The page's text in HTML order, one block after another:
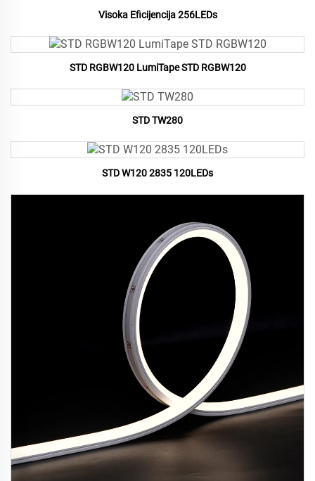
Visoka Eficijencija 256LEDs
STD RGBW120 LumiTape STD RGBW120
STD TW280
STD W120 2835 120LEDs